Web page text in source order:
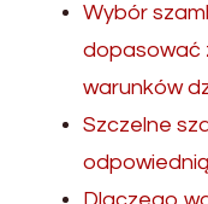
Wybór
dopasować
warunków
Szczelne